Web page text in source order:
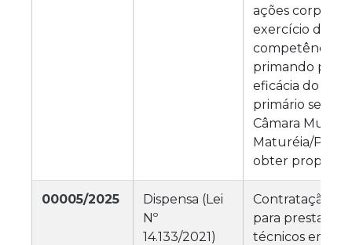
ações
exercício das
competências
primando pela
eficácia do
primário
Câmara
Maturéia/PB, a
obter
00005/2025
Dispensa (Lei
Nº
14.133/2021)
Contratação
para prestação
técnicos em